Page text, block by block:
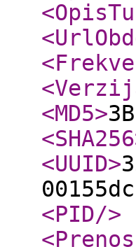
<MD5>
<SHA256
<UUID>
<PID/>